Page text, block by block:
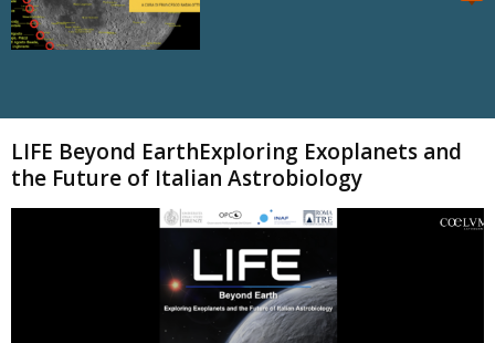
LIFE Beyond EarthExploring Exoplanets and
the Future of Italian Astrobiology